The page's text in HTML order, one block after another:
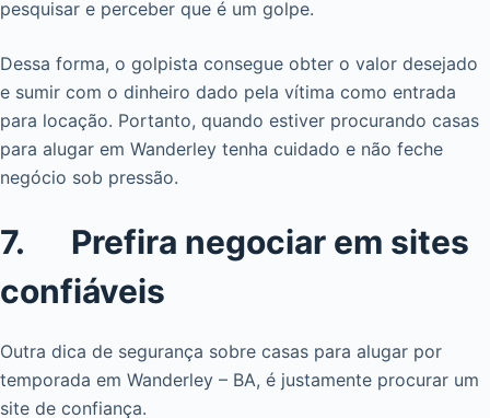
pesquisar e perceber que é um golpe.
Dessa forma, o golpista consegue obter o valor desejado
e sumir com o dinheiro dado pela vítima como entrada
para locação. Portanto, quando estiver procurando casas
para alugar em Wanderley tenha cuidado e não feche
negócio sob pressão.
7. Prefira negociar em sites
confiáveis
Outra dica de segurança sobre casas para alugar por
temporada em Wanderley – BA, é justamente procurar um
site de confiança.